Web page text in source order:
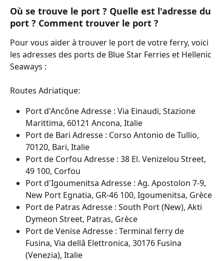
Où se trouve le port ? Quelle est l'adresse du
port ? Comment trouver le port ?
Pour vous aider à trouver le port de votre ferry, voici
les adresses des ports de Blue Star Ferries et Hellenic
Seaways :
Routes Adriatique:
Port d'Ancône Adresse : Via Einaudi, Stazione
Marittima, 60121 Ancona, Italie
Port de Bari Adresse : Corso Antonio de Tullio,
70120, Bari, Italie
Port de Corfou Adresse : 38 El. Venizelou Street,
49 100, Corfou
Port d'Igoumenitsa Adresse : Ag. Apostolon 7-9,
New Port Egnatia, GR-46 100, Igoumenitsa, Grèce
Port de Patras Adresse : South Port (New), Akti
Dymeon Street, Patras, Grèce
Port de Venise Adresse : Terminal ferry de
Fusina, Via dellâ Elettronica, 30176 Fusina
(Venezia), Italie